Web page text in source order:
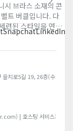
시 브라스 소재의 콘
트 버클입니다. 다
련된 스타일을 연출
트랩과 매치할 수
SnapchatLinkedIn
을지로5길 19, 26층(수
| 호스팅 서비스: